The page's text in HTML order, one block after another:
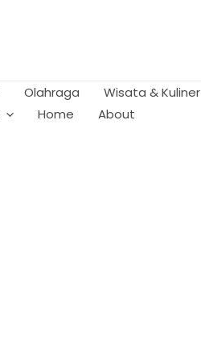
Olahraga Wisata & Kuliner
Home About